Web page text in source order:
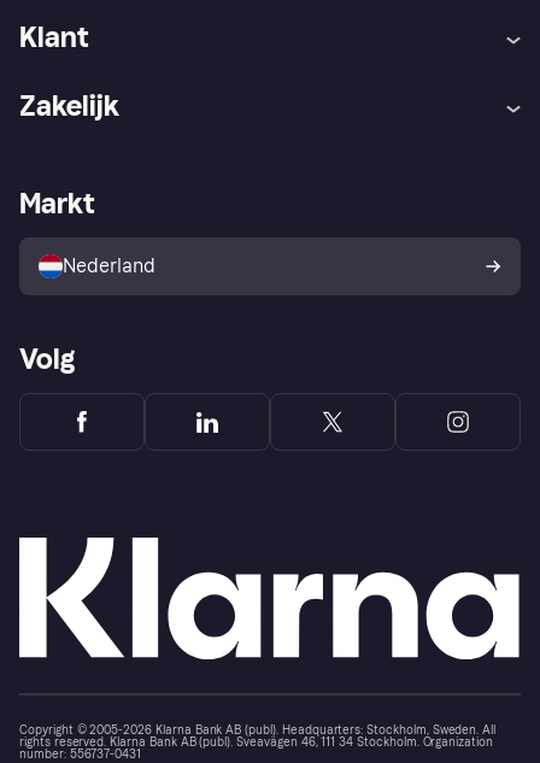
Klant
Winkeloverzicht
Kopersbescherming voor
consumenten
Zakelijk
Zakelijke login
Markt
Nederland
Volg
Copyright © 2005-2026 Klarna Bank AB (publ). Headquarters: Stockholm, Sweden. All
rights reserved. Klarna Bank AB (publ). Sveavägen 46, 111 34 Stockholm. Organization
number: 556737-0431